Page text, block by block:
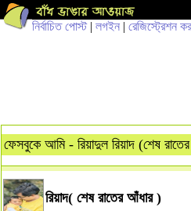
নির্বাচিত পোস্ট| লগইন | রেজিস্ট্রেশন
ফেসবুকে আমি - রিয়াদুল রিয়াদ (শেষ
রিয়াদ( শেষ রাতের আঁধার )